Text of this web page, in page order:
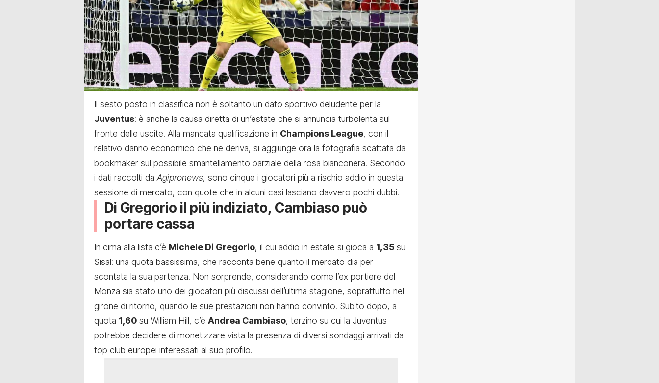
Il sesto posto in classifica non è soltanto un dato sportivo deludente per la
Juventus: è anche la causa diretta di un’estate che si annuncia turbolenta sul
fronte delle uscite. Alla mancata qualificazione in Champions League, con il
relativo danno economico che ne deriva, si aggiunge ora la fotografia scattata dai
bookmaker sul possibile smantellamento parziale della rosa bianconera. Secondo
i dati raccolti da Agipronews, sono cinque i giocatori più a rischio addio in questa
sessione di mercato, con quote che in alcuni casi lasciano davvero pochi dubbi.
Di Gregorio il più indiziato, Cambiaso può
portare cassa
In cima alla lista c’è Michele Di Gregorio, il cui addio in estate si gioca a 1,35 su
Sisal: una quota bassissima, che racconta bene quanto il mercato dia per
scontata la sua partenza. Non sorprende, considerando come l’ex portiere del
Monza sia stato uno dei giocatori più discussi dell’ultima stagione, soprattutto nel
girone di ritorno, quando le sue prestazioni non hanno convinto. Subito dopo, a
quota 1,60 su William Hill, c’è Andrea Cambiaso, terzino su cui la Juventus
potrebbe decidere di monetizzare vista la presenza di diversi sondaggi arrivati da
top club europei interessati al suo profilo.